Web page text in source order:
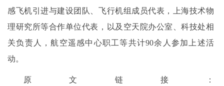
感飞机引进与建设团队、飞行机组成员代表，上海技术物
理研究所等合作单位代表，以及空天院办公室、科技处相
关负责人，航空遥感中心职工等共计90余人参加上述活
动。
原文链接：